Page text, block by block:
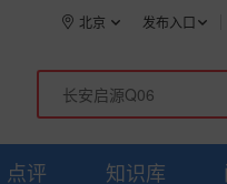
发布入口
北京
点评 知识库